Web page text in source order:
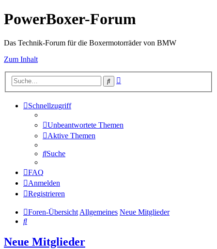
PowerBoxer-Forum
Das Technik-Forum für die Boxermotorräder von BMW
Zum Inhalt
Suche
Schnellzugriff
Unbeantwortete Themen
Aktive Themen
Suche
FAQ
Anmelden
Registrieren
Foren-ÜbersichtAllgemeines Neue Mitglieder
Suche
Neue Mitglieder